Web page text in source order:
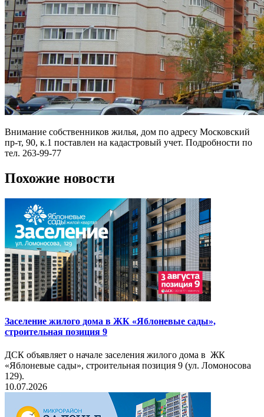
Внимание собственников жилья, дом по адресу Московский
пр-т, 90, к.1 поставлен на кадастровый учет. Подробности по
тел. 263-99-77
Похожие новости
Заселение жилого дома в ЖК «Яблоневые сады»,
строительная позиция 9
ДСК объявляет о начале заселения жилого дома в ЖК
«Яблоневые сады», строительная позиция 9 (ул. Ломоносова
129).
10.07.2026